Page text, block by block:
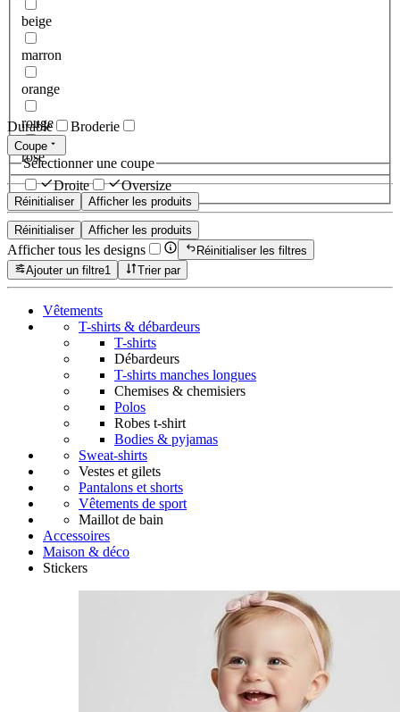
beige
marron
orange
rouge
rose
Réinitialiser Afficher les produits
Durable Broderie
Coupe
Sélectionner une coupe
Droite
Oversize
Réinitialiser Afficher les produits
Afficher tous les designs
Réinitialiser les filtres
Ajouter un filtre1 Trier par
Vêtements
T-shirts & débardeurs
T-shirts
Débardeurs
T-shirts manches longues
Chemises & chemisiers
Polos
Robes t-shirt
Bodies & pyjamas
Sweat-shirts
Vestes et gilets
Pantalons et shorts
Vêtements de sport
Maillot de bain
Accessoires
Maison & déco
Stickers